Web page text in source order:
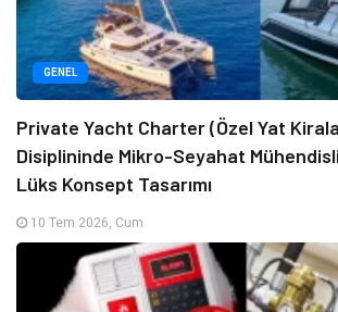
GENEL
Private Yacht Charter (Özel Yat
Disiplininde Mikro-Seyahat
Lüks Konsept Tasarımı
10 Tem 2026, Cum